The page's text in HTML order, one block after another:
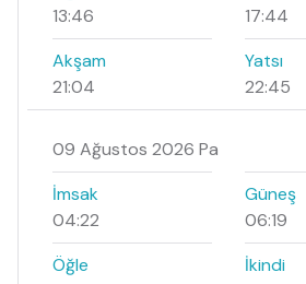
13:46
17:44
Akşam
21:04
Yatsı
22:45
09 Ağustos 2026 Pa
İmsak
04:22
Güneş
06:19
Öğle
İkindi